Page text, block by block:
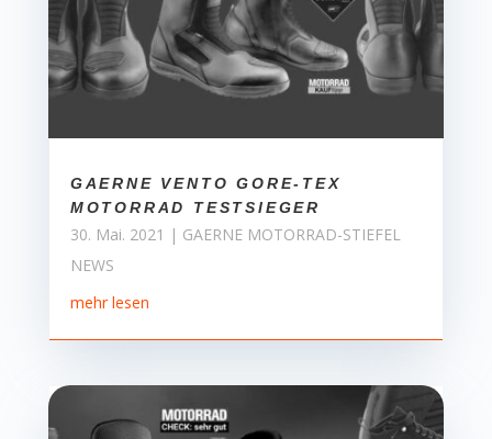
GAERNE VENTO GORE-TEX
MOTORRAD TESTSIEGER
30. Mai. 2021 | GAERNE MOTORRAD-STIEFEL
NEWS
mehr lesen